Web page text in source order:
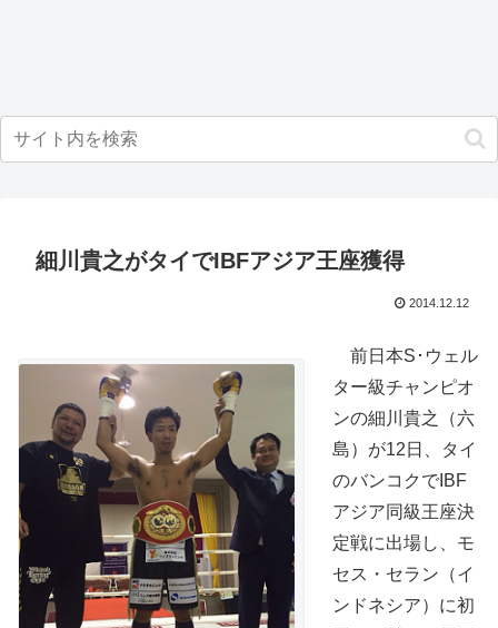
細川貴之がタイでIBFアジア王座獲得
2014.12.12
前日本S･ウェル
ター級チャンピオ
ンの細川貴之（六
島）が12日、タイ
のバンコクでIBF
アジア同級王座決
定戦に出場し、モ
セス・セラン（イ
ンドネシア）に初